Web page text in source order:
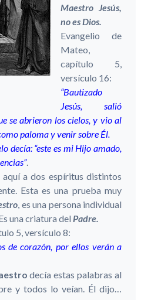
Maestro Jesús,
no es Dios.
Evangelio de
Mateo,
capítulo 5,
versículo 16:
“Bautizado
Jesús, salió
se abrieron los cielos, y vio al
paloma y venir sobre Él.
decía: “este es mi Hijo amado,
.
aquí a dos espíritus distintos
Esta es una prueba muy
, es una persona individual
una criatura del Padre.
5, versículo 8:
de corazón, por ellos verán a
decía estas palabras al
y todos lo veían. Él dijo…